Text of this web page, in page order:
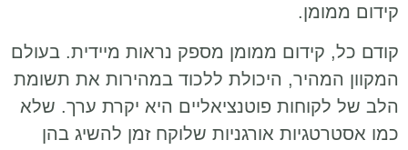
קידום ממומן.
קודם כל, קידום ממומן מספק נראות מיידית. בעולם
המקוון המהיר, היכולת ללכוד במהירות את תשומת
הלב של לקוחות פוטנציאליים היא יקרת ערך. שלא
כמו אסטרטגיות אורגניות שלוקח זמן להשיג בהן